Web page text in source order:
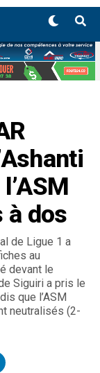
à dos
de Ligue 1 a
au
devant le
Siguiri a pris le
que l’ASM
neutralisés (2-